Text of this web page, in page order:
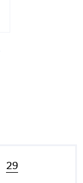
29